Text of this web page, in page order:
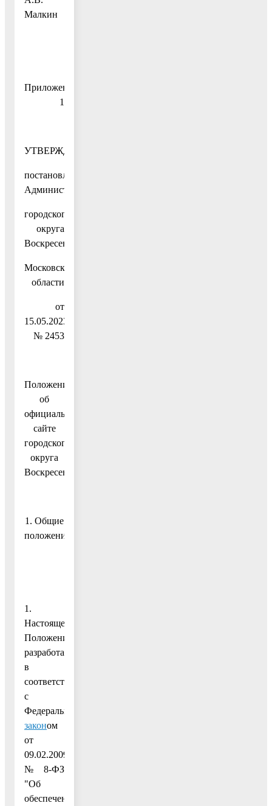
Малкин
Приложение
1
УТВЕРЖДЕНО
постановлением
Администрации
городского
округа
Воскресенск
Московской
области
от
15.05.2023
№ 2453
Положение
об
официальном
сайте
городского
округа
Воскресенск
1. Общие
положения
1.
Настоящее
Положение
разработано
в
соответствии
с
Федеральным
законом
от
09.02.2009
№ 8-ФЗ
"Об
обеспечении